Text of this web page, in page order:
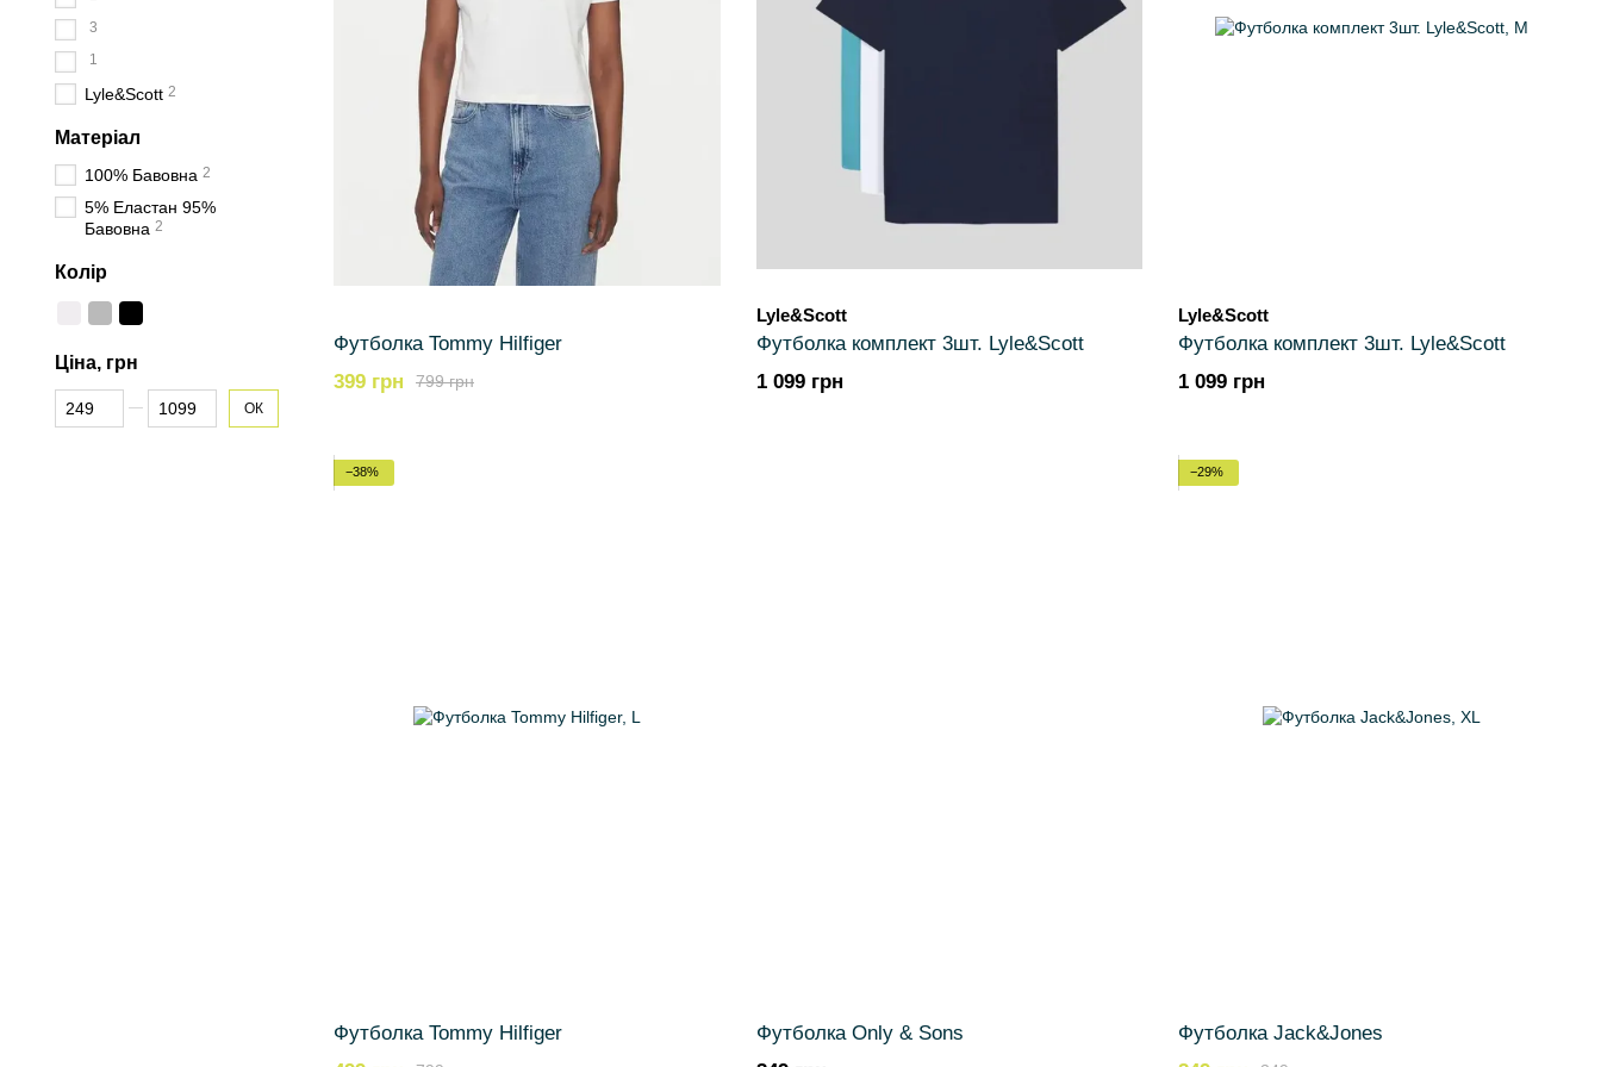
Футболка Tommy Hilfiger
799 грн
399 грн
Lyle&Scott
Футболка комплект 3шт. Lyle&Scott
1 099 грн
Lyle&Scott
Футболка комплект 3шт. Lyle&Scott
1 099 грн
−38%
Футболка Tommy Hilfiger
Футболка Only & Sons
−29%
Футболка Jack&Jones
3
1
Lyle&Scott 2
Матеріал
100% Бавовна 2
5% Еластан 95%
Бавовна 2
Колір
Ціна, грн
Від Ціна, грн
До Ціна, грн ОК